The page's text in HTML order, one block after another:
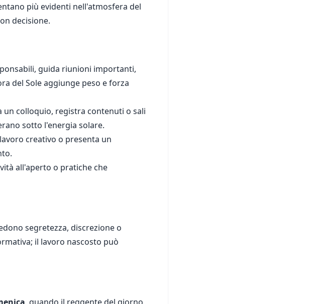
più evidenti nell'atmosfera del
decisione.
guida riunioni importanti,
del Sole aggiunge peso e forza
un colloquio, registra contenuti o sali
sotto l'energia solare.
creativo o presenta un
all'aperto o pratiche che
segretezza, discrezione o
il lavoro nascosto può